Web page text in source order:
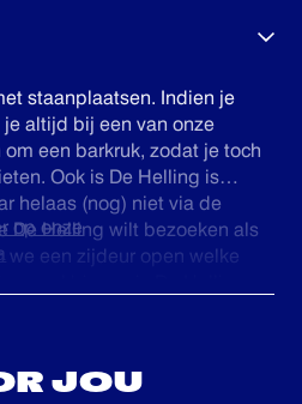
worden automatisch
staanplaatsen. Indien je
altijd bij een van onze
een barkruk, zodat je toch
Ook is De Helling is
helaas (nog) niet via de
De Helling wilt bezoeken als
we een zijdeur open welke
(0)30 – 22 19 944
op onze
JOU